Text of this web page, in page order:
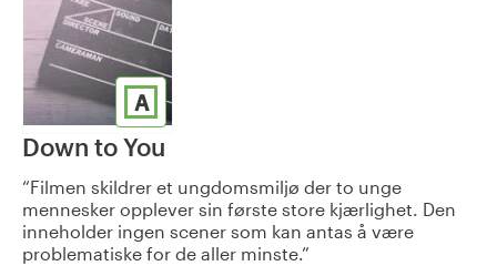
A
Down to You
Filmen skildrer et ungdomsmiljø der to unge
mennesker opplever sin første store kjærlighet. Den
inneholder ingen scener som kan antas å være
problematiske for de aller minste.